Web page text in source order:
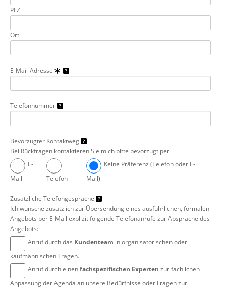
PLZ
Ort
E-Mail-Adresse
Telefonnummer
Bevorzugter Kontaktweg
Bei Rückfragen kontaktieren Sie mich bitte bevorzugt per
E-
Mail
Telefon
Keine Präferenz (Telefon oder E-
Mail)
Zusätzliche Telefongespräche
Ich wünsche zusätzlich zur Übersendung eines ausführlichen, formalen
Angebots per E-Mail explizit folgende Telefonanrufe zur Absprache des
Angebots:
Anruf durch das Kundenteam in organisatorischen oder
kaufmännischen Fragen.
Anruf durch einenfachspezifischen Experten zur fachlichen
Anpassung der Agenda an unsere Bedürfnisse oder Fragen zur